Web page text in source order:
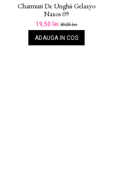
Charmuri De Unghii Gelaxyo
Naxos 09
19,50 lei39,00 lei
ADAUGA IN COS